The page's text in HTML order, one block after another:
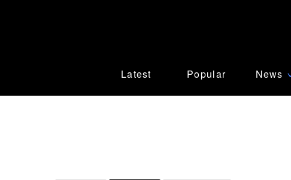
Latest Popular News